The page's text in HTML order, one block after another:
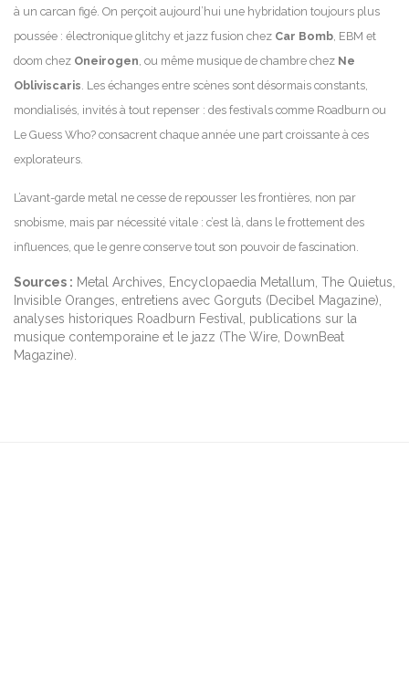
à un carcan figé. On perçoit aujourd’hui une hybridation toujours plus
poussée : électronique glitchy et jazz fusion chez Car Bomb , EBM et
doom chez Oneirogen , ou même musique de chambre chez Ne
Obliviscaris . Les échanges entre scènes sont désormais constants,
mondialisés, invités à tout repenser : des festivals comme Roadburn ou
Le Guess Who? consacrent chaque année une part croissante à ces
explorateurs.
L’avant-garde metal ne cesse de repousser les frontières, non par
snobisme, mais par nécessité vitale : c’est là, dans le frottement des
influences, que le genre conserve tout son pouvoir de fascination.
Sources : Metal Archives, Encyclopaedia Metallum, The Quietus,
Invisible Oranges, entretiens avec Gorguts (Decibel Magazine),
analyses historiques Roadburn Festival, publications sur la
musique contemporaine et le jazz (The Wire, DownBeat
Magazine).